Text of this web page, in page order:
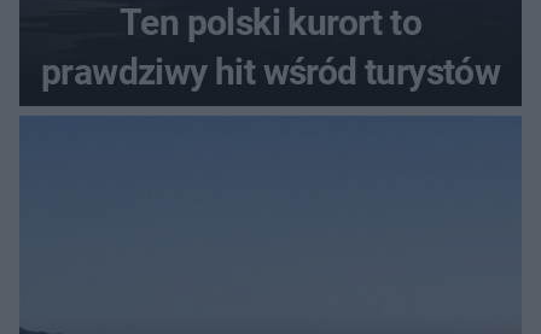
Ten polski kurort to
prawdziwy hit wśród turystów